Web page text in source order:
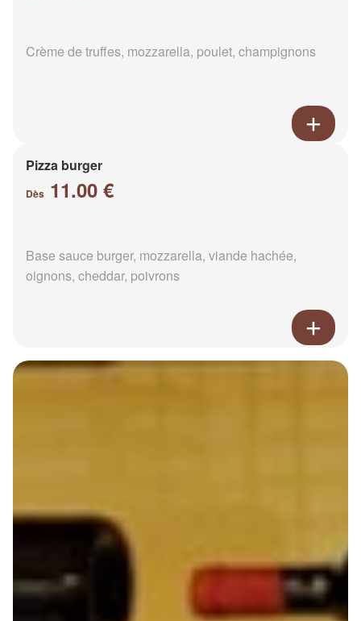
Crème de truffes, mozzarella, poulet, champignons
Pizza burger
Dès 11.00 €
Base sauce burger, mozzarella, viande hachée,
oignons, cheddar, poivrons